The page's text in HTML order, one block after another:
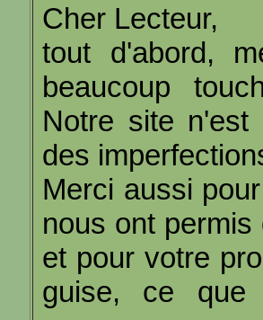
Cher Lecteur,
tout d'abord,
beaucoup
Notre site n'est
des
Merci aussi
nous ont
et pour votre
guise, ce que